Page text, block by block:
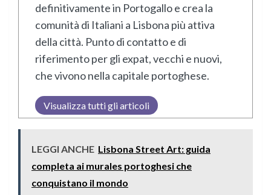
definitivamente in Portogallo e crea la
comunità di Italiani a Lisbona più attiva
della città. Punto di contatto e di
riferimento per gli expat, vecchi e nuovi,
che vivono nella capitale portoghese.
Visualizza tutti gli articoli
LEGGI ANCHE Lisbona Street Art: guida
completa ai murales portoghesi che
conquistano il mondo